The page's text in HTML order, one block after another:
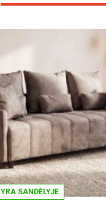
YRA SANDĖLYJE